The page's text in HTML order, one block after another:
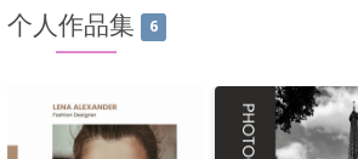
个人作品集 6